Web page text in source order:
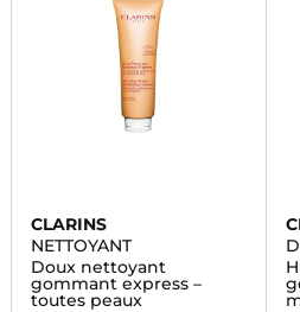
CLARINS
NETTOYANT
Doux nettoyant
gommant express –
toutes peaux